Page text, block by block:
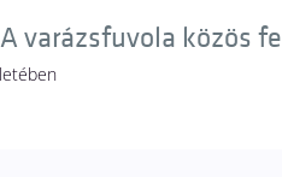
varázsfuvola közös